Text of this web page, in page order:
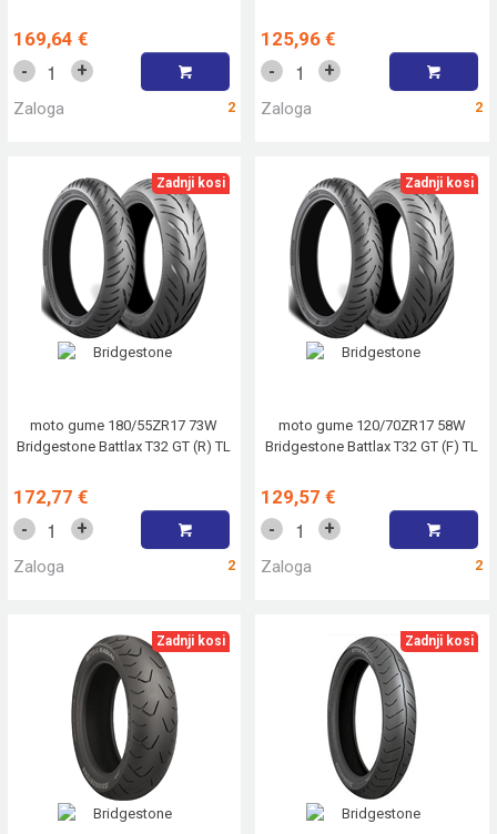
169,64 €
- +
Zaloga 2
125,96 €
- +
Zaloga 2
Zadnji kosi
moto gume 180/55ZR17 73W
Bridgestone Battlax T32 GT (R) TL
172,77 €
- +
Zaloga 2
Zadnji kosi
moto gume 120/70ZR17 58W
Bridgestone Battlax T32 GT (F) TL
129,57 €
- +
Zaloga 2
Zadnji kosi Zadnji kosi